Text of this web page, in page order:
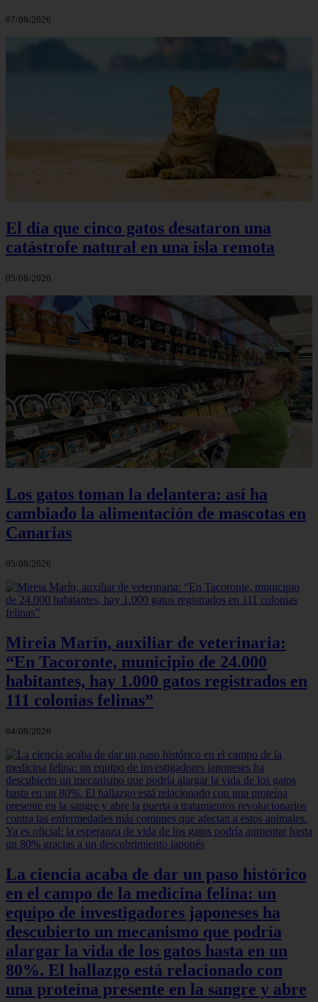
07/08/2026
El día que cinco gatos desataron una
catástrofe natural en una isla remota
05/08/2026
Los gatos toman la delantera: así ha
cambiado la alimentación de mascotas en
Canarias
05/08/2026
Mireia Marín, auxiliar de veterinaria:
“En Tacoronte, municipio de 24.000
habitantes, hay 1.000 gatos registrados en
111 colonias felinas”
04/08/2026
La ciencia acaba de dar un paso histórico
en el campo de la medicina felina: un
equipo de investigadores japoneses ha
descubierto un mecanismo que podría
alargar la vida de los gatos hasta en un
80%. El hallazgo está relacionado con
una proteína presente en la sangre y abre